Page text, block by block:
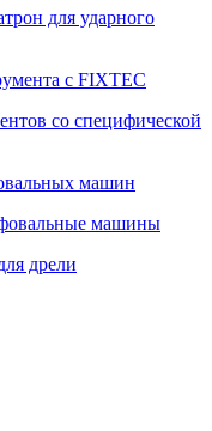
для ударного
с FIXTEC
со специфической
машин
машины
дрели